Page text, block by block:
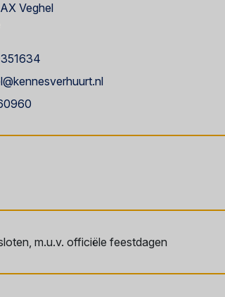
Veghel
m.u.v. officiële feestdagen